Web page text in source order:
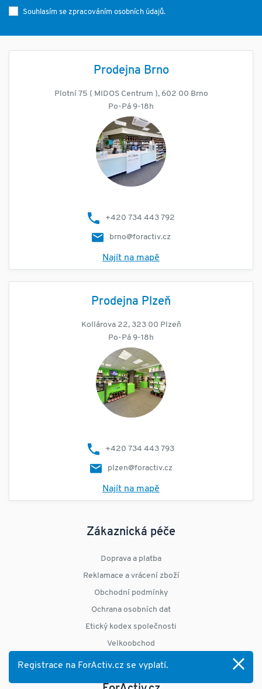
Souhlasím se zpracováním osobních údajů.
Prodejna Brno
Plotní 75 ( MIDOS Centrum ), 602 00 Brno
Po-Pá 9-18h
+420 734 443 792
brno@foractiv.cz
Najít na mapě
Prodejna Plzeň
Kollárova 22, 323 00 Plzeň
Po-Pá 9-18h
+420 734 443 793
plzen@foractiv.cz
Najít na mapě
Zákaznická péče
Doprava a platba
Reklamace a vrácení zboží
Obchodní podmínky
Ochrana osobních dat
Etický kodex společnosti
Velkoobchod
Odstoupení od smlouvy
Registrace na ForActiv.cz se vyplatí.